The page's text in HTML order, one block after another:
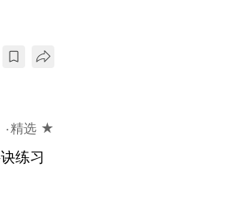
精选 ★
练习